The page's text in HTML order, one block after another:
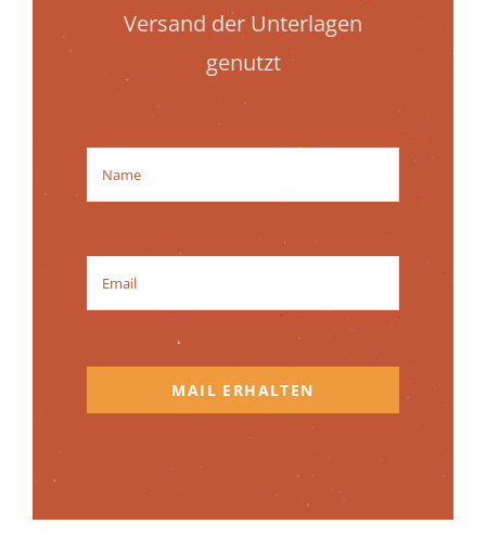
Versand der Unterlagen
genutzt
MAIL ERHALTEN